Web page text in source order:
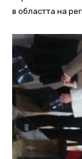
в областта на